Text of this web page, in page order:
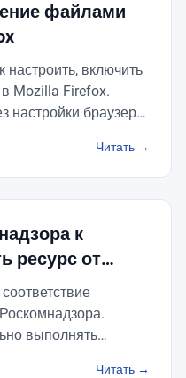
файлами
настроить, включить
Mozilla Firefox.
настройки браузера
Читать →
к
ресурс от
выполнять
Читать →